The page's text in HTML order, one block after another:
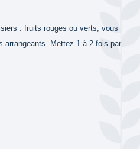
: fruits rouges ou verts, vous
arrangeants. Mettez 1 à 2 fois par